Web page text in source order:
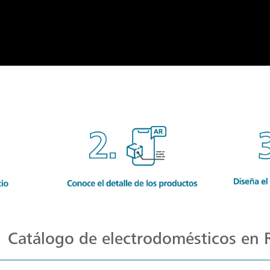
Catálogo de electrodomésticos en